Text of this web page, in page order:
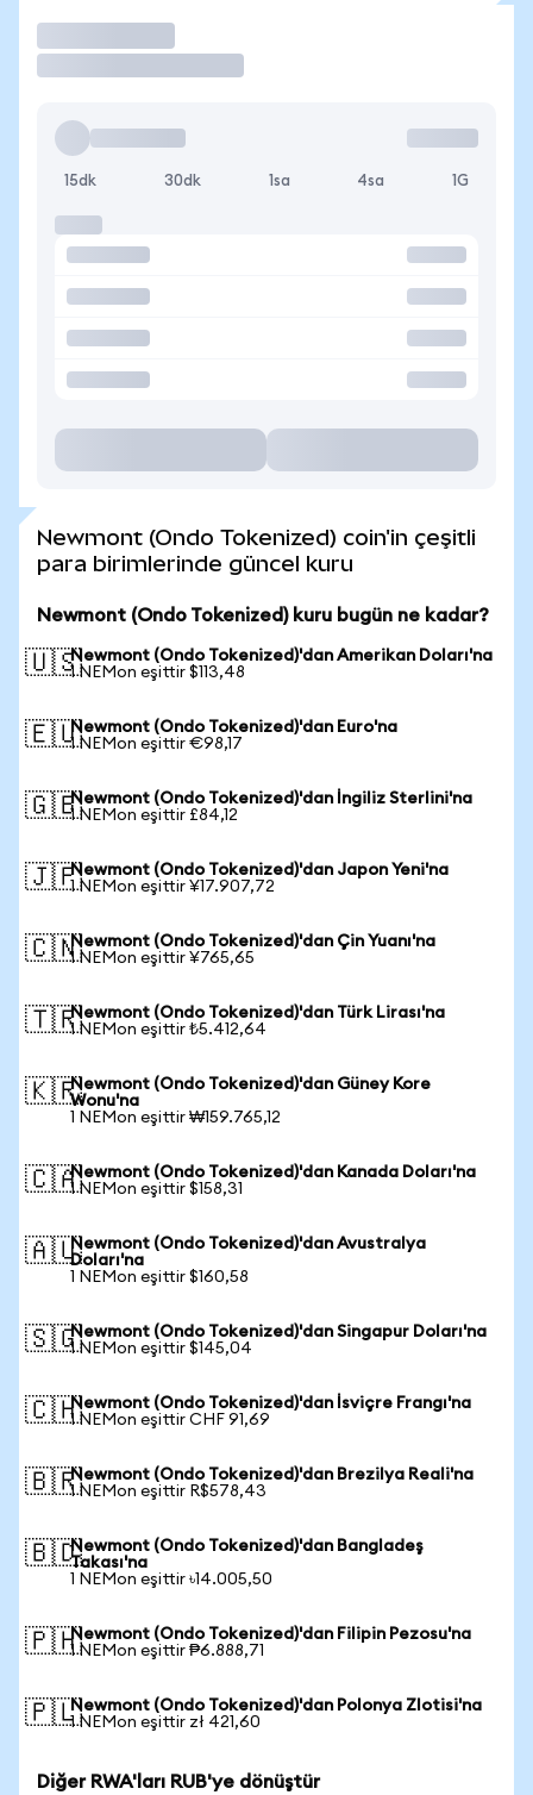
15dk 30dk 1sa 4sa 1G
Newmont (Ondo Tokenized) coin'in çeşitli
para birimlerinde güncel kuru
Newmont (Ondo Tokenized) kuru bugün ne kadar?
🇺🇸Newmont (Ondo Tokenized)'dan Amerikan Doları'na
1 NEMon eşittir $113,48
🇪🇺Newmont (Ondo Tokenized)'dan Euro'na
1 NEMon eşittir €98,17
🇬🇧Newmont (Ondo Tokenized)'dan İngiliz Sterlini'na
1 NEMon eşittir £84,12
🇯🇵Newmont (Ondo Tokenized)'dan Japon Yeni'na
1 NEMon eşittir ¥17.907,72
🇨🇳Newmont (Ondo Tokenized)'dan Çin Yuanı'na
1 NEMon eşittir ¥765,65
🇹🇷Newmont (Ondo Tokenized)'dan Türk Lirası'na
1 NEMon eşittir ₺5.412,64
🇰🇷Newmont (Ondo Tokenized)'dan Güney Kore
Wonu'na
1 NEMon eşittir ₩159.765,12
🇨🇦Newmont (Ondo Tokenized)'dan Kanada Doları'na
1 NEMon eşittir $158,31
🇦🇺Newmont (Ondo Tokenized)'dan Avustralya
Doları'na
1 NEMon eşittir $160,58
🇸🇬Newmont (Ondo Tokenized)'dan Singapur Doları'na
1 NEMon eşittir $145,04
🇨🇭Newmont (Ondo Tokenized)'dan İsviçre Frangı'na
1 NEMon eşittir CHF 91,69
🇧🇷Newmont (Ondo Tokenized)'dan Brezilya Reali'na
1 NEMon eşittir R$578,43
🇧🇩Newmont (Ondo Tokenized)'dan Bangladeş
Takası'na
1 NEMon eşittir ৳14.005,50
🇵🇭Newmont (Ondo Tokenized)'dan Filipin Pezosu'na
1 NEMon eşittir ₱6.888,71
🇵🇱Newmont (Ondo Tokenized)'dan Polonya Zlotisi'na
1 NEMon eşittir zł 421,60
Diğer RWA'ları RUB'ye dönüştür